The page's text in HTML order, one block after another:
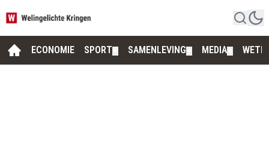
ECONOMIE SPORT SAMENLEVING MEDIA